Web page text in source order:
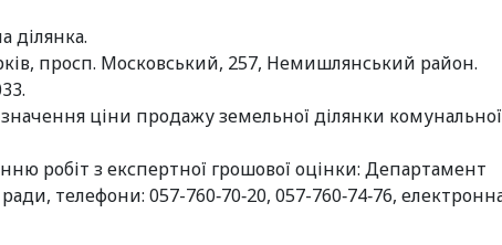
ділянка.
просп. Московський, 257, Немишлянський район.
ціни продажу земельної ділянки комунальної
робіт з експертної грошової оцінки: Департамент
телефони: 057-760‑70‑20, 057-760‑74‑76,